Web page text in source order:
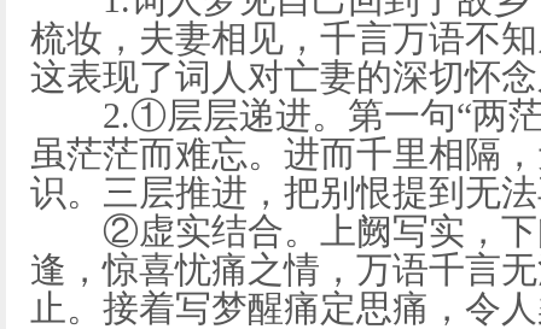
梳妆，夫妻相见，千言万语不
这表现了词人对亡妻的深切怀
2.①层层递进。第一句“两茫
虽茫茫而难忘。进而千里相隔
识。三层推进，把别恨提到无
②虚实结合。上阙写实，下
逢，惊喜忧痛之情，万语千言
止。接着写梦醒痛定思痛，令